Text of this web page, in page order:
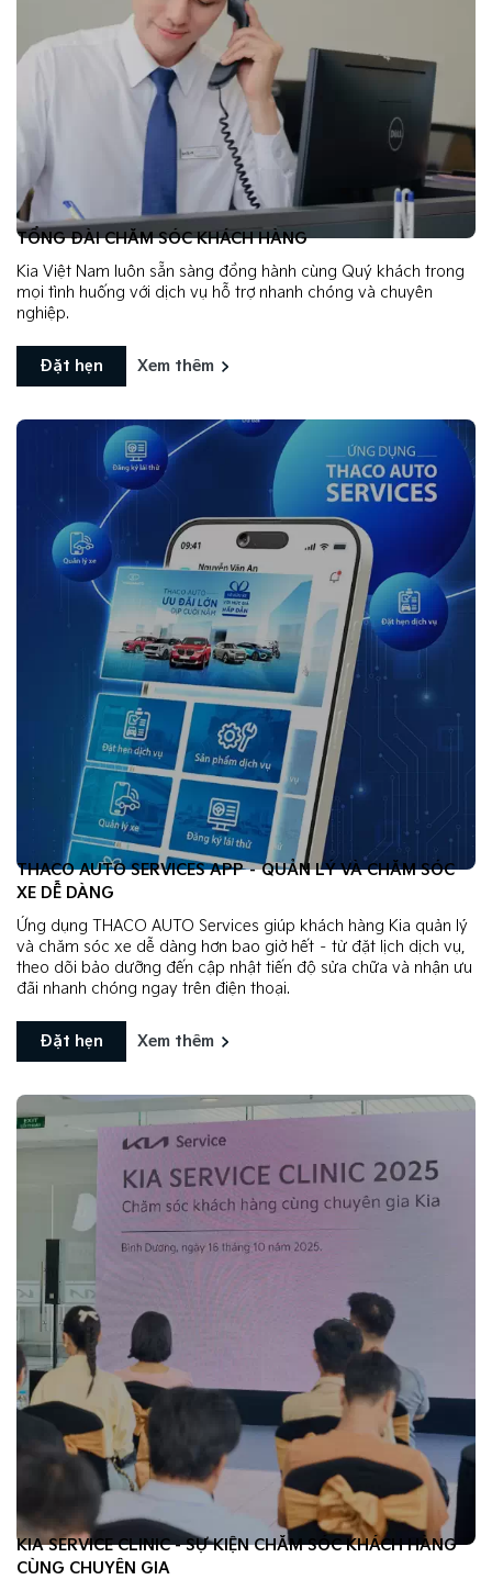
TỔNG ĐÀI CHĂM SÓC KHÁCH HÀNG
Kia Việt Nam luôn sẵn sàng đồng hành cùng Quý khách trong
mọi tình huống với dịch vụ hỗ trợ nhanh chóng và chuyên
nghiệp.
Đặt hẹn Xem thêm
THACO AUTO SERVICES APP – QUẢN LÝ VÀ CHĂM SÓC
XE DỄ DÀNG
Ứng dụng THACO AUTO Services giúp khách hàng Kia quản lý
và chăm sóc xe dễ dàng hơn bao giờ hết – từ đặt lịch dịch vụ,
theo dõi bảo dưỡng đến cập nhật tiến độ sửa chữa và nhận ưu
đãi nhanh chóng ngay trên điện thoại.
Đặt hẹn Xem thêm
KIA SERVICE CLINIC - SỰ KIỆN CHĂM SÓC KHÁCH HÀNG
CÙNG CHUYÊN GIA